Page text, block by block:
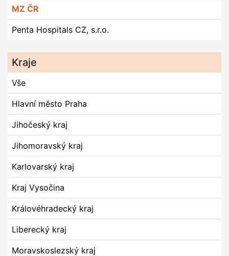
MZ ČR
Penta Hospitals CZ, s.r.o.
Kraje
Vše
Hlavní město Praha
Jihočeský kraj
Jihomoravský kraj
Karlovarský kraj
Kraj Vysočina
Královéhradecký kraj
Liberecký kraj
Moravskoslezský kraj